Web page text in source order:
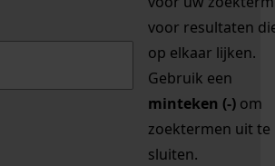
voor resultaten
op elkaar lijken.
Gebruik een
minteken (-) om
zoektermen uit te
sluiten.